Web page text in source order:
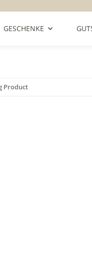
GESCHENKE
Product